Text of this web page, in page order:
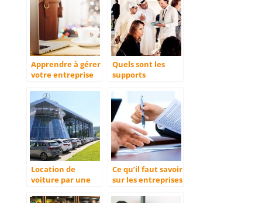
Apprendre à gérer
votre entreprise
investissement
Quels sont les
supports
l’évènementiel à
privilégier ?
Location de
voiture par une
faut-il savoir ?
Ce qu’il faut savoir
sur les entreprises